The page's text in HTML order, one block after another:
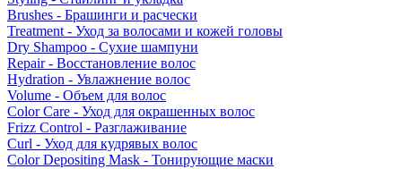
Brushes - Брашинги и расчески
Treatment - Уход за волосами и кожей головы
Dry Shampoo - Сухие шампуни
Repair - Восстановление волос
Hydration - Увлажнение волос
Volume - Объем для волос
Color Care - Уход для окрашенных волос
Frizz Control - Разглаживание
Curl - Уход для кудрявых волос
Color Depositing Mask - Тонирующие маски